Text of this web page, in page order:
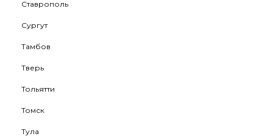
Ставрополь
Сургут
Тамбов
Тверь
Тольятти
Томск
Тула